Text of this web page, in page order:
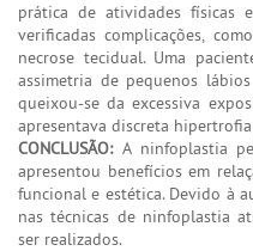
prática de atividades físicas
verificadas complicações,
necrose tecidual. Uma
assimetria de pequenos
queixou-se da excessiva
apresentava discreta
CONCLUSÃO:A ninfoplastia
apresentou benefícios em
funcional e estética. Devido à
nas técnicas de ninfoplastia
ser realizados.